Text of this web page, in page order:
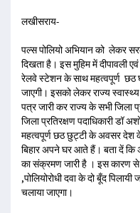
लखीसराय-
पल्स पोलियो अभियान को लेकर
दिखता है। इस मुहिम में दीपावली
रेलवे स्टेशन के साथ महत्वपूर्ण छठ
जाएगी। इसको लेकर राज्य स्वास्थ्य
पत्र जारी कर राज्य के सभी जिला
जिला प्रतिरक्षण पदाधिकारी डॉ
महत्वपूर्ण छठ छुट्टी के अवसर देश
बिहार अपने घर आते हैं। बता दें कि
का संक्रमण जारी है । इस कारण से
,पोलियोरोधी दवा के दो बूँद
चलाया जाएगा।